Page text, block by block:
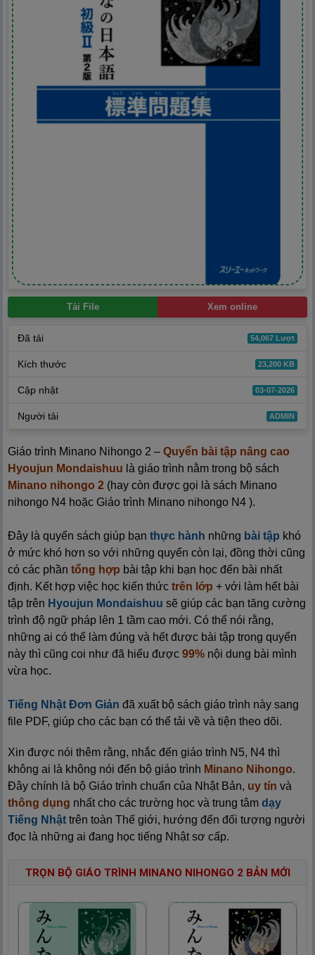
Tải File Xem online
Đã tải 54,067 Lượt
Kích thước 23,200 KB
Cập nhật 03-07-2026
Người tải ADMIN
Giáo trình Minano Nihongo 2 –Quyển bài tập nâng cao
Hyoujun Mondaishuu là giáo trình nằm trong bộ sách
Minano nihongo 2 (hay còn được gọi là sách Minano
nihongo N4 hoặc Giáo trình Minano nihongo N4 ).
Đây là quyển sách giúp bạnthực hành những bài tập khó
ở mức khó hơn so với những quyển còn lại, đồng thời cũng
có các phầntổng hợp bài tập khi bạn học đến bài nhất
định. Kết hợp việc học kiến thứctrên lớp + với làm hết bài
tập trên Hyoujun Mondaishuu sẽ giúp các bạn tăng cường
trình độ ngữ pháp lên 1 tầm cao mới. Có thể nói rằng,
những ai có thể làm đúng và hết được bài tập trong quyển
này thì cũng coi như đã hiểu được 99% nội dung bài mình
vừa học.
Tiếng Nhật Đơn Giản đã xuất bộ sách giáo trình này sang
file PDF, giúp cho các bạn có thể tải về và tiện theo dõi.
Xin được nói thêm rằng, nhắc đến giáo trình N5, N4 thì
không ai là không nói đến bộ giáo trình Minano Nihongo.
Đây chính là bộ Giáo trình chuẩn của Nhật Bản, uy tín và
thông dụng nhất cho các trường học và trung tâmdạy
Tiếng Nhật trên toàn Thế giới, hướng đến đối tượng người
đọc là những ai đang học tiếng Nhật sơ cấp.
TRỌN BỘ GIÁO TRÌNH MINANO NIHONGO 2 BẢN MỚI